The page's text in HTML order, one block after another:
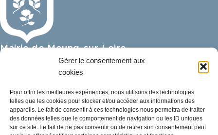
Gérer le consentement aux
cookies
Pour offrir les meilleures expériences, nous utilisons des technologies
telles que les cookies pour stocker et/ou accéder aux informations des
appareils. Le fait de consentir à ces technologies nous permettra de traiter
des données telles que le comportement de navigation ou les ID uniques
sur ce site. Le fait de ne pas consentir ou de retirer son consentement peut
Mairie de Meung-sur-Loire
Mairie,
32 rue du Général de Gaulle,
02 38 46 94 94
mairie@meung-sur-loire.com